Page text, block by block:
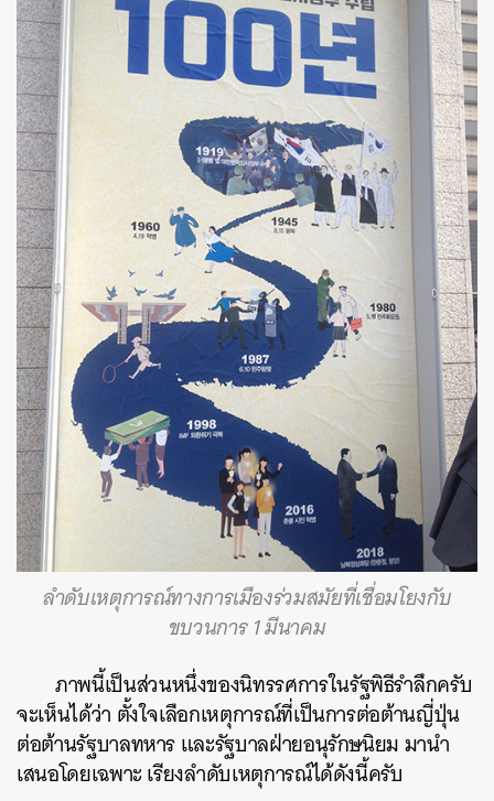
ลำดับเหตุการณ์ทางการเมืองร่วมสมัยที่เชื่อมโยงกับ
ขบวนการ 1 มีนาคม
ภาพนี้เป็นส่วนหนึ่งของนิทรรศการในรัฐพิธีรำลึกครับ
จะเห็นได้ว่า ตั้งใจเลือกเหตุการณ์ที่เป็นการต่อต้านญี่ปุ่น
ต่อต้านรัฐบาลทหาร และรัฐบาลฝ่ายอนุรักษนิยม มานำ
เสนอโดยเฉพาะ เรียงลำดับเหตุการณ์ได้ดังนี้ครับ